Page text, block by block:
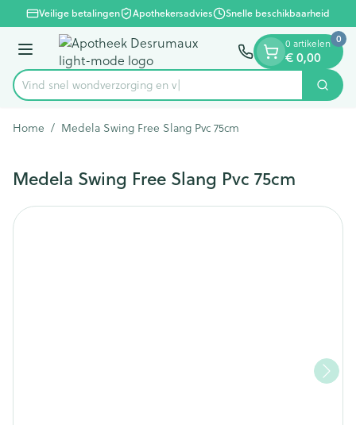
Ga naar de inhoud
1 van 1Veilige betalingen Apothekersadvies Snelle beschikbaarheid
Menu
Product, merk, categorie...
Vind snel wondverzorgi Zoek
0 artikelen
€ 0,00
0
Home / Medela Swing Free Slang Pvc 75cm
Medela Swing Free Slang Pvc 75cm